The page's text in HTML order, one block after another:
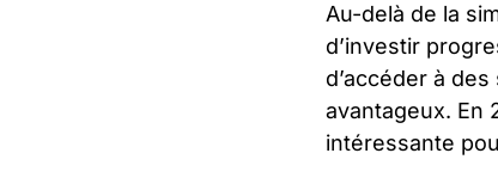
Au-delà de la
d’investir
d’accéder à
avantageux. En
intéressante